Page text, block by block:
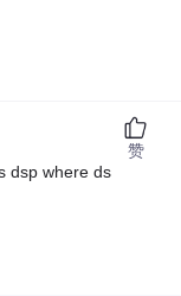
dsp where ds
赞